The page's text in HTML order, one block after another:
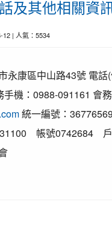
及其他相關資
12 | 人氣：5534
永康區中山路43號 電話(
機：0988-091161 會務
統一編號：
帳號0742684